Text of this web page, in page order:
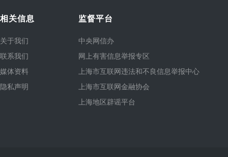
相关信息
关于我们
联系我们
媒体资料
隐私声明
监督平台
中央网信办
网上有害信息举报专区
上海市互联网违法和不良信息举报中心
上海市互联网金融协会
上海地区辟谣平台